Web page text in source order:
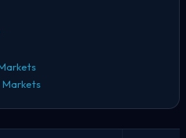
Markets